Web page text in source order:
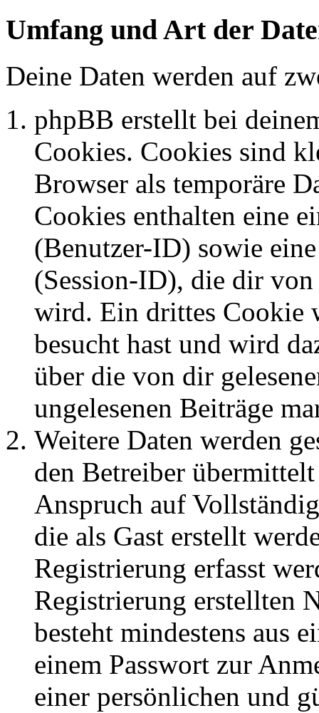
Umfang und Art der
Deine Daten werden auf
phpBB erstellt bei
Cookies. Cookies sind
Browser als temporäre
Cookies enthalten eine
(Benutzer-ID) sowie
(Session-ID), die dir
wird. Ein drittes Cookie
besucht hast und wird
über die von dir
ungelesenen Beiträge
Weitere Daten werden
den Betreiber
Anspruch auf
die als Gast erstellt
Registrierung erfasst
Registrierung erstellten
besteht mindestens aus
einem Passwort zur
einer persönlichen und